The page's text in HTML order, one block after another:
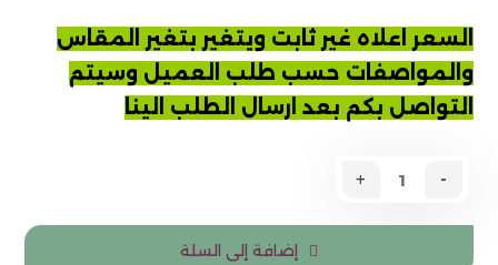
السعر اعلاه غير ثابت ويتغير بتغير المقاس
والمواصفات حسب طلب العميل وسيتم
التواصل بكم بعد ارسال
الطلب الينا
-
+
إضافة إلى السلة